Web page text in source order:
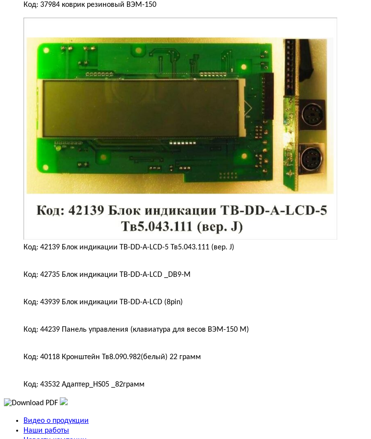
Код: 37984 коврик резиновый ВЭМ-150
Код: 42139 Блок индикации ТВ-DD-A-LCD-5 Тв5.043.111 (вер. J)
Код: 42735 Блок индикации TB-DD-A-LCD _DB9-M
Код: 43939 Блок индикации ТВ-DD-A-LCD (8pin)
Код: 44239 Панель управления (клавиатура для весов ВЭМ-150 М)
Код: 40118 Кронштейн Тв8.090.982(белый) 22 грамм
Код: 43532 Адаптер_HS05 _82грамм
Видео о продукции
Наши работы